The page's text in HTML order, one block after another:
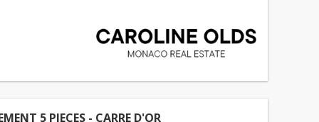
5 PIECES - CARRE D'OR